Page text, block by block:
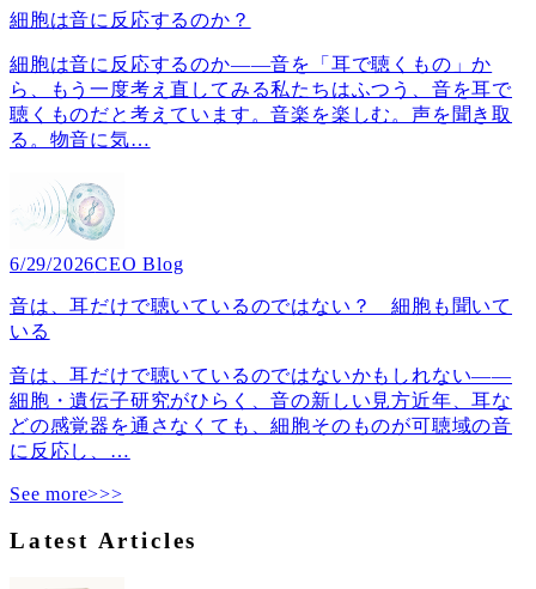
細胞は音に反応するのか？
細胞は音に反応するのか――音を「耳で聴くもの」か
ら、もう一度考え直してみる私たちはふつう、音を耳で
聴くものだと考えています。音楽を楽しむ。声を聞き取
る。物音に気…
6/29/2026CEO Blog
音は、耳だけで聴いているのではない？ 細胞も聞いて
いる
音は、耳だけで聴いているのではないかもしれない――
細胞・遺伝子研究がひらく、音の新しい見方近年、耳な
どの感覚器を通さなくても、細胞そのものが可聴域の音
に反応し、 …
See more>>>
Latest Articles